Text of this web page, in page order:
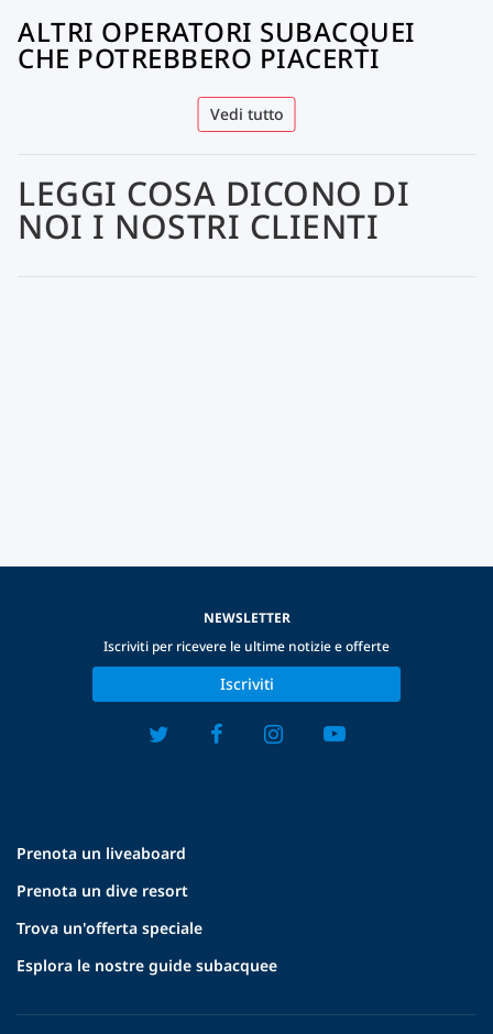
ALTRI OPERATORI SUBACQUEI
CHE POTREBBERO PIACERTI
Vedi tutto
LEGGI COSA DICONO DI
NOI I NOSTRI CLIENTI
Prenota un liveaboard
Prenota un dive resort
Trova un'offerta speciale
Esplora le nostre guide subacquee
NEWSLETTER
Iscriviti per ricevere le ultime notizie e offerte
Iscriviti